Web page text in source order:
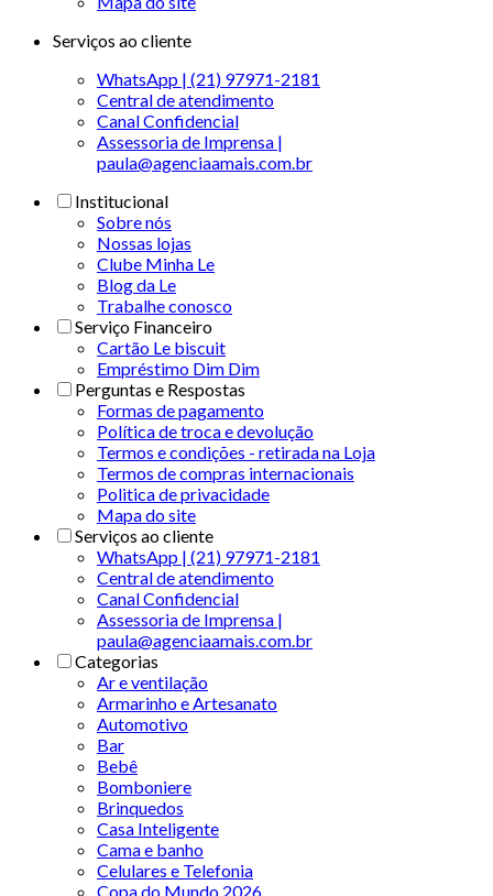
Serviços ao cliente
WhatsApp | (21) 97971-2181
Central de atendimento
Canal Confidencial
Assessoria de Imprensa |
paula@agenciaamais.com.br
Institucional
Sobre nós
Nossas lojas
Clube Minha Le
Blog da Le
Trabalhe conosco
Serviço Financeiro
Cartão Le biscuit
Empréstimo Dim Dim
Perguntas e Respostas
Formas de pagamento
Política de troca e devolução
Termos e condições - retirada na Loja
Termos de compras internacionais
Politica de privacidade
Mapa do site
Serviços ao cliente
WhatsApp | (21) 97971-2181
Central de atendimento
Canal Confidencial
Assessoria de Imprensa |
paula@agenciaamais.com.br
Categorias
Ar e ventilação
Armarinho e Artesanato
Automotivo
Bar
Bebê
Bomboniere
Brinquedos
Casa Inteligente
Cama e banho
Celulares e Telefonia
Copa do Mundo 2026